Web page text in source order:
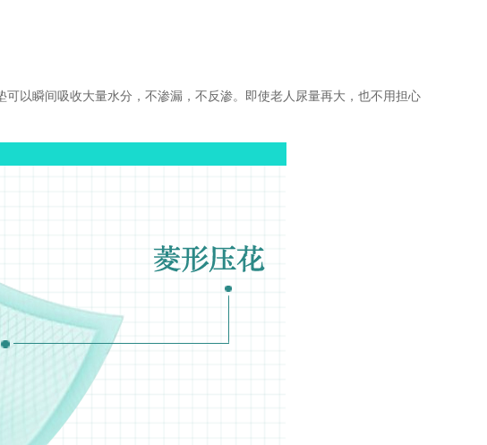
以瞬间吸收大量水分，不渗漏，不反渗。即使老人尿量再大，也不用担心